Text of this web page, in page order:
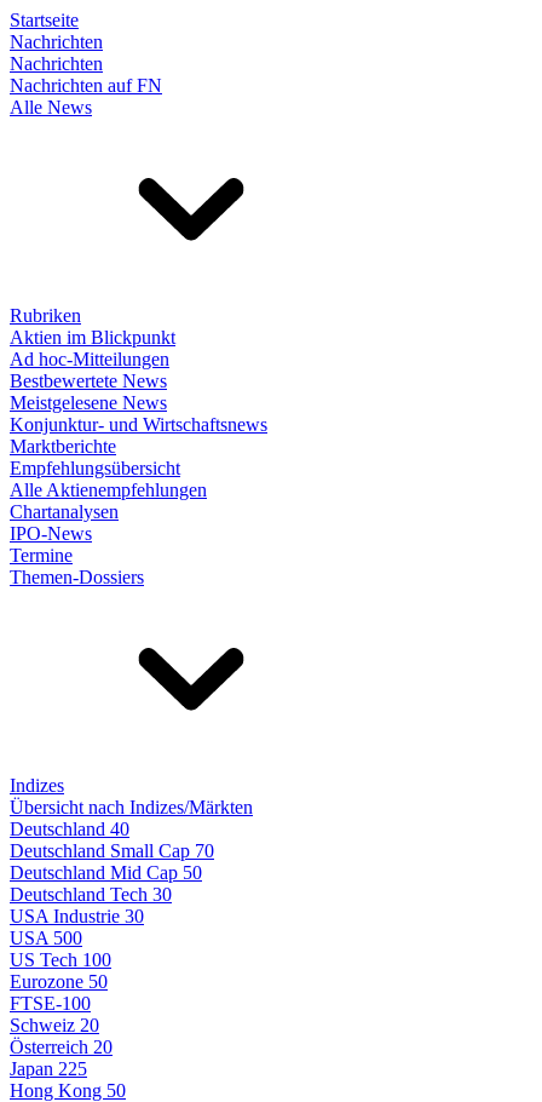
Startseite
Nachrichten
Nachrichten
Nachrichten auf FN
Alle News
Rubriken
Aktien im Blickpunkt
Ad hoc-Mitteilungen
Bestbewertete News
Meistgelesene News
Konjunktur- und Wirtschaftsnews
Marktberichte
Empfehlungsübersicht
Alle Aktienempfehlungen
Chartanalysen
IPO-News
Termine
Themen-Dossiers
Indizes
Übersicht nach Indizes/Märkten
Deutschland 40
Deutschland Small Cap 70
Deutschland Mid Cap 50
Deutschland Tech 30
USA Industrie 30
USA 500
US Tech 100
Eurozone 50
FTSE-100
Schweiz 20
Österreich 20
Japan 225
Hong Kong 50